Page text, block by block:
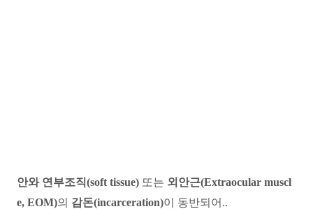
안와 연부조직(soft tissue) 또는 외안근(Extraocular muscl
e, EOM)의 감돈(incarceration)이 동반되어..